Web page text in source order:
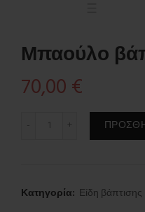
Μπαούλο
70,00 €
Μπαούλο βάπτισης
Κατηγορία: Είδη βάπτισης